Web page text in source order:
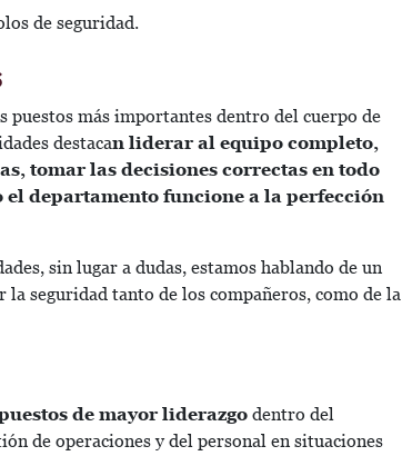
de seguridad.
puestos más importantes dentro del cuerpo de
destacan liderar al equipo completo,
tomar las decisiones correctas en todo
el departamento funcione a la perfección
sin lugar a dudas, estamos hablando de un
la seguridad tanto de los compañeros, como de la
de mayor liderazgo dentro del
de operaciones y del personal en situaciones